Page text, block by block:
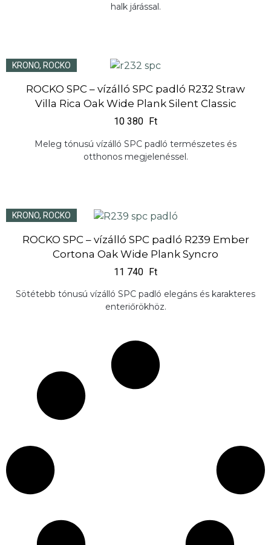
halk járással.
KRONO, ROCKO
ROCKO SPC – vízálló SPC padló R232 Straw
Villa Rica Oak Wide Plank Silent Classic
10 380 Ft
Meleg tónusú vízálló SPC padló természetes és
otthonos megjelenéssel.
KRONO, ROCKO
ROCKO SPC – vízálló SPC padló R239 Ember
Cortona Oak Wide Plank Syncro
11 740 Ft
Sötétebb tónusú vízálló SPC padló elegáns és karakteres
enteriőrökhöz.